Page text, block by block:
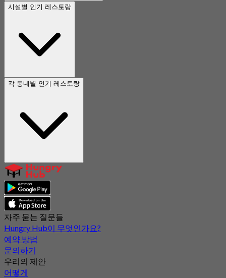
시설별 인기 레스토랑
각 동네별 인기 레스토랑
자주 묻는 질문들
Hungry Hub이 무엇인가요?
예약 방법
문의하기
우리의 제안
어떻게